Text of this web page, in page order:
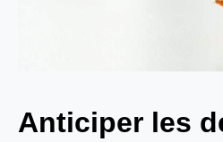
Anticiper les